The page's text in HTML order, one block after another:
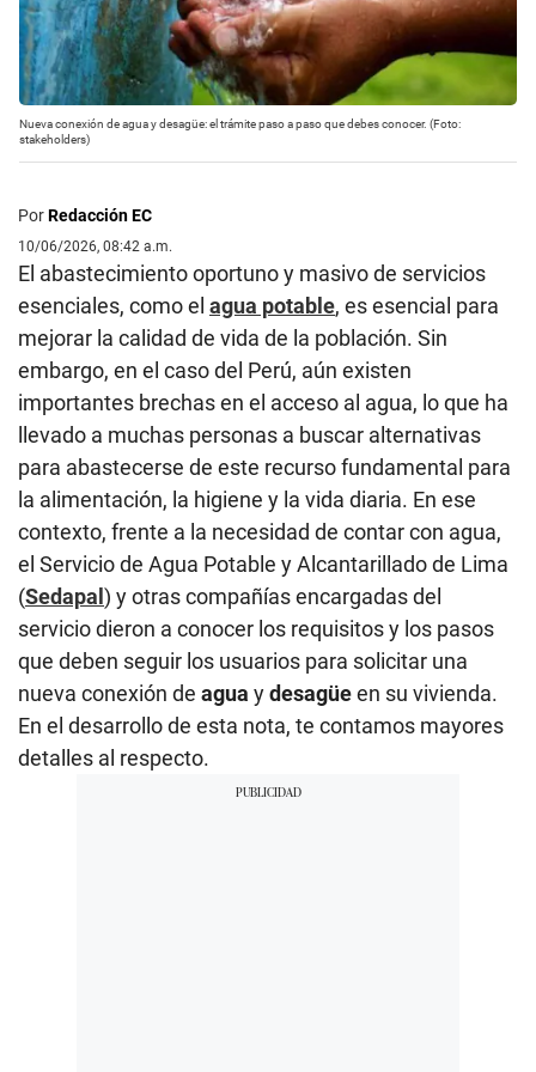
Nueva conexión de agua y desagüe: el trámite paso a paso que debes conocer. (Foto:
stakeholders)
PorRedacción EC
10/06/2026, 08:42 a.m.
El abastecimiento oportuno y masivo de servicios
esenciales, como el agua potable, es esencial para
mejorar la calidad de vida de la población. Sin
embargo, en el caso del Perú, aún existen
importantes brechas en el acceso al agua, lo que ha
llevado a muchas personas a buscar alternativas
para abastecerse de este recurso fundamental para
la alimentación, la higiene y la vida diaria. En ese
contexto, frente a la necesidad de contar con agua,
el Servicio de Agua Potable y Alcantarillado de Lima
(Sedapal) y otras compañías encargadas del
servicio dieron a conocer los requisitos y los pasos
que deben seguir los usuarios para solicitar una
nueva conexión de agua ydesagüeen su vivienda.
En el desarrollo de esta nota, te contamos mayores
detalles al respecto.